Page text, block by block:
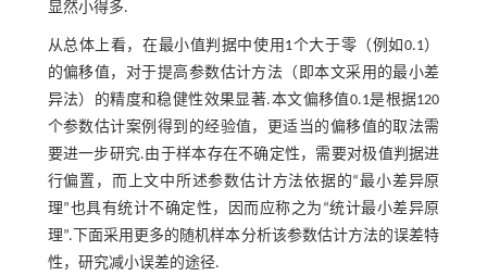
显然小得多.
从总体上看，在最小值判据中使用1个大于零（例如0.1）
的偏移值，对于提高参数估计方法（即本文采用的最小差
异法）的精度和稳健性效果显著.本文偏移值0.1是根据120
个参数估计案例得到的经验值，更适当的偏移值的取法需
要进一步研究.由于样本存在不确定性，需要对极值判据进
行偏置，而上文中所述参数估计方法依据的“最小差异原
理”也具有统计不确定性，因而应称之为“统计最小差异原
理”.下面采用更多的随机样本分析该参数估计方法的误差特
性，研究减小误差的途径.